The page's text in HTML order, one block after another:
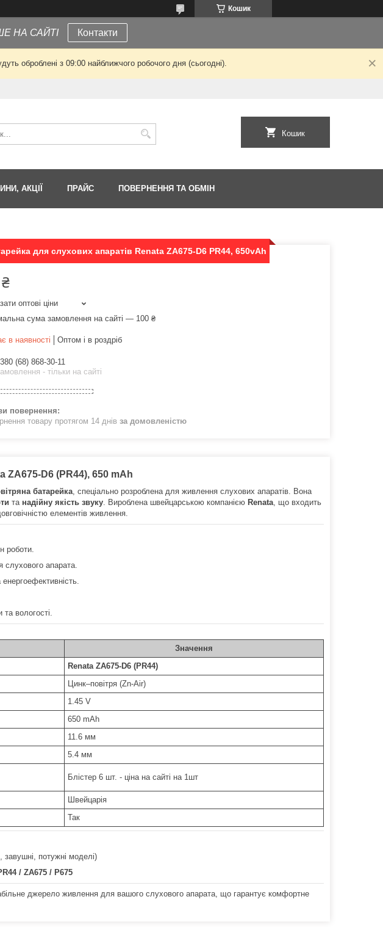
Кошик
НА САЙТІ Контакти
оброблені з 09:00 найближчого робочого дня (сьогодні).
Кошик
АКЦІЇ ПРАЙС ПОВЕРНЕННЯ ТА ОБМІН
для слухових апаратів Renata ZA675-D6 PR44, 650vAh
оптові ціни
сума замовлення на сайті — 100 ₴
в наявності Оптом і в роздріб
(68) 868-30-11
- тільки на сайті
товару протягом 14 днів за домовленістю
ZA675-D6 (PR44), 650 mAh
батарейка , спеціально розроблена для живлення слухових апаратів. Вона
та надійну якість звуку . Вироблена швейцарською компанією Renata , що входить
елементів живлення.
роботи.
слухового апарата.
та вологості.
Значення
Renata ZA675-D6 (PR44)
Цинк–повітря (Zn-Air)
1.45 V
650 mAh
11.6 мм
5.4 мм
Блістер 6 шт. - ціна на сайті на 1шт
Швейцарія
Так
завушні, потужні моделі)
/ ZA675 / P675
джерело живлення для вашого слухового апарата, що гарантує комфортне